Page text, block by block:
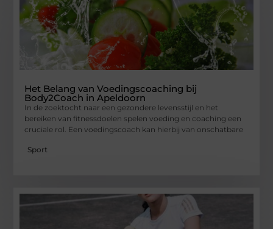
Het Belang van Voedingscoaching bij
Body2Coach in Apeldoorn
In de zoektocht naar een gezondere levensstijl en het
bereiken van fitnessdoelen spelen voeding en coaching een
cruciale rol. Een voedingscoach kan hierbij van onschatbare
Sport